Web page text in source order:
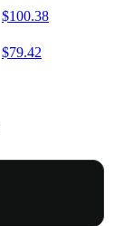
$100.38
$79.42